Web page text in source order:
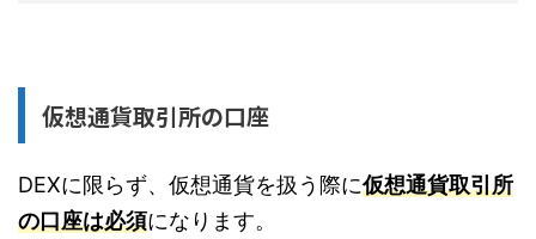
仮想通貨取引所の口座
DEXに限らず、仮想通貨を扱う際に仮想通貨取引所
の口座は必須になります。